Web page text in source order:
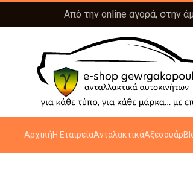
Από την online αγορά, στην
ΑρχικήΗ ΕταιρείαΑνταλακτικάΑξεσουάρ